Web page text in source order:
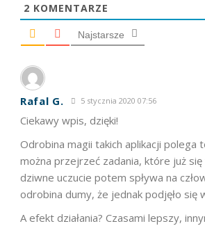
2 KOMENTARZE
Najstarsze
Rafal G. 5 stycznia 2020 07:56
Ciekawy wpis, dzięki!
Odrobina magii takich aplikacji polega
można przejrzeć zadania, które już się
dziwne uczucie potem spływa na
odrobina dumy, że jednak podjęło się
A efekt działania? Czasami lepszy,